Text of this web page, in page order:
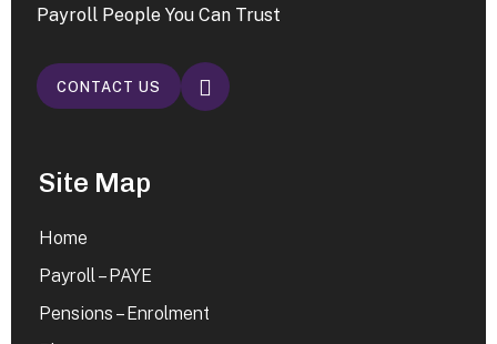
Payroll People You Can Trust
CONTACT US
Site Map
Home
Payroll – PAYE
Pensions – Enrolment